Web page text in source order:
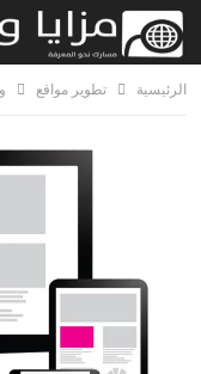
الرئيسية تطوير مواقع